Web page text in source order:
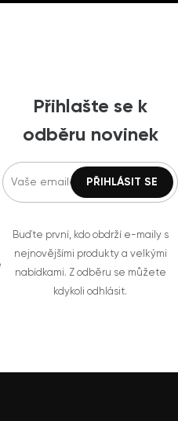
Přihlašte se k
odběru novinek
Buďte první, kdo obdrží e-maily s
nejnovějšími produkty a velkými
nabídkami. Z odběru se můžete
kdykoli odhlásit.